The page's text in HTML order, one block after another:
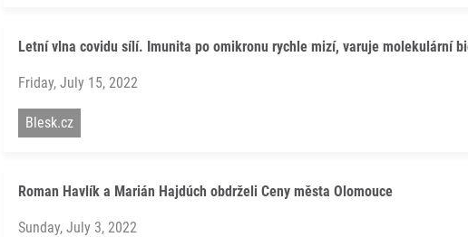
Letní vlna covidu sílí. Imunita po omikronu rychle mizí, varuje molekulární
Friday, July 15, 2022
Blesk.cz
Roman Havlík a Marián Hajdúch obdrželi Ceny města Olomouce
Sunday, July 3, 2022